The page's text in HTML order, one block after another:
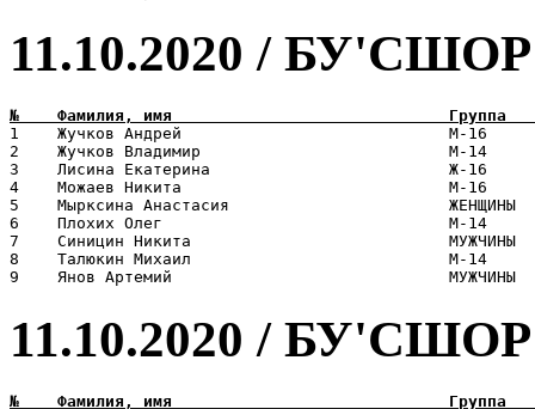
11.10.2020 /
1    Жучков Андрей                            М-16
2    Жучков Владимир                          М-14
3    Лисина Екатерина                         Ж-
4    Можаев Никита                            М-16
5    Мырксина Анастасия
6    Плохих Олег                              М-14
7    Синицин Никита
8    Талюкин Михаил                           М-14
11.10.2020 /